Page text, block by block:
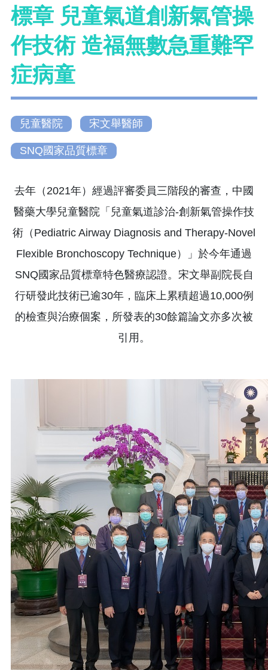
標章 兒童氣道創新氣管操
作技術 造福無數急重難罕
症病童
兒童醫院 宋文舉醫師
SNQ國家品質標章
去年（2021年）經過評審委員三階段的審查，中國
醫藥大學兒童醫院「兒童氣道診治-創新氣管操作技
術（Pediatric Airway Diagnosis and Therapy-Novel
Flexible Bronchoscopy Technique）」於今年通過
SNQ國家品質標章特色醫療認證。宋文舉副院長自
行研發此技術已逾30年，臨床上累積超過10,000例
的檢查與治療個案，所發表的30餘篇論文亦多次被
引用。